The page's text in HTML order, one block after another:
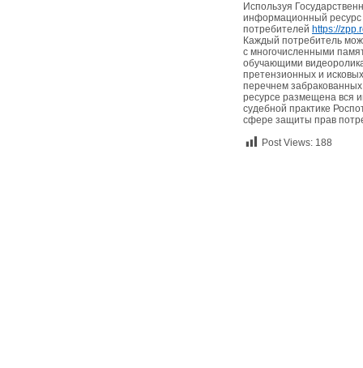
Используя
информационный ресурс
потребителей https://
Каждый потребитель
с многочисленными
обучающими
претензионных и
перечнем
ресурсе размещена вся
судебной практике
сфере защиты прав
Post Views: 188